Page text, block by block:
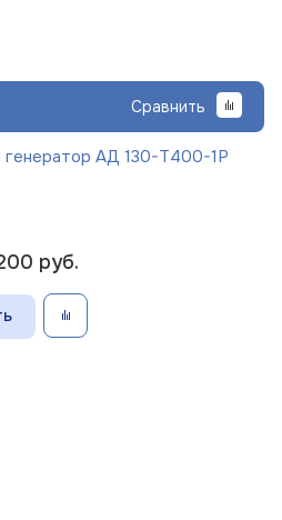
Сравнить
генератор АД 130-Т400-1Р
руб.